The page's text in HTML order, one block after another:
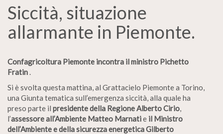
Siccità, situazione
allarmante in Piemonte.
Confagricoltura Piemonte incontra il ministro Pichetto
Fratin.
Si è svolta questa mattina, al Grattacielo Piemonte a Torino,
una Giunta tematica sull’emergenza siccità, alla quale ha
preso parte il presidente della Regione Alberto Cirio,
l’assessore all’Ambiente Matteo Marnatie il Ministro
dell’Ambiente e della sicurezza energetica Gilberto